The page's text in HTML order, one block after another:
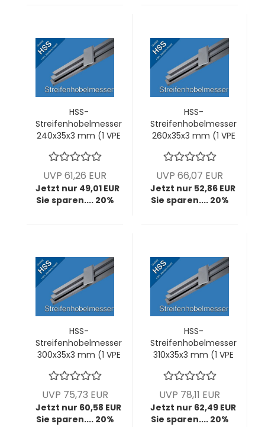
HSS-
Streifenhobelmesser
240x35x3 mm (1 VPE
UVP 61,26 EUR
Jetzt nur 49,01 EUR
Sie sparen.... 20%
HSS-
Streifenhobelmesser
260x35x3 mm (1 VPE
UVP 66,07 EUR
Jetzt nur 52,86 EUR
Sie sparen.... 20%
HSS-
Streifenhobelmesser
300x35x3 mm (1 VPE
UVP 75,73 EUR
Jetzt nur 60,58 EUR
Sie sparen.... 20%
HSS-
Streifenhobelmesser
310x35x3 mm (1 VPE
UVP 78,11 EUR
Jetzt nur 62,49 EUR
Sie sparen.... 20%